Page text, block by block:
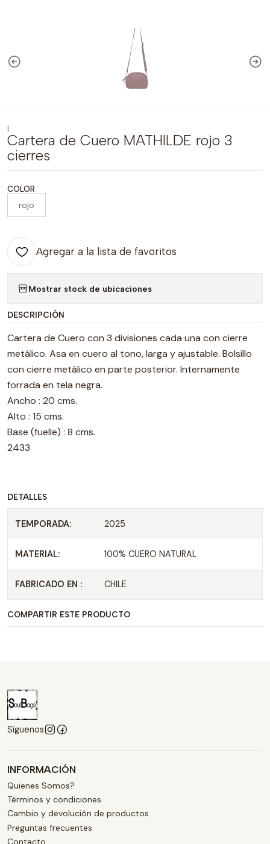
Cartera de Cuero MATHILDE rojo 3
cierres
COLOR
rojo
Agregar a la lista de favoritos
Mostrar stock de ubicaciones
DESCRIPCIÓN
Cartera de Cuero con 3 divisiones cada una con cierre
metálico. Asa en cuero al tono, larga y ajustable. Bolsillo
con cierre metálico en parte posterior. Internamente
forrada en tela negra.
Ancho : 20 cms.
Alto : 15 cms.
Base (fuelle) : 8 cms.
2433
DETALLES
TEMPORADA: 2025
MATERIAL: 100% CUERO NATURAL
FABRICADO EN : CHILE
COMPARTIR ESTE PRODUCTO
Síguenos
INFORMACIÓN
Quienes Somos?
Términos y condiciones
Cambio y devolución de productos
Preguntas frecuentes
Contacto